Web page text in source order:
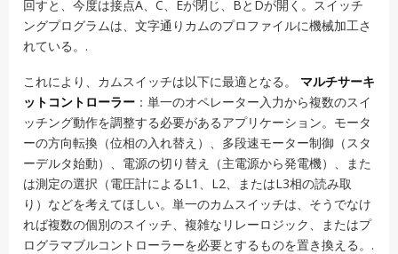
回すと、今度は接点A、C、Eが閉じ、BとDが開く。スイッチ
ングプログラムは、文字通りカムのプロファイルに機械加工さ
れている。.
これにより、カムスイッチは以下に最適となる。 マルチサーキ
ットコントローラー ：単一のオペレーター入力から複数のスイ
ッチング動作を調整する必要があるアプリケーション。モータ
ーの方向転換（位相の入れ替え）、多段速モーター制御（スタ
ーデルタ始動）、電源の切り替え（主電源から発電機）、また
は測定の選択（電圧計によるL1、L2、またはL3相の読み取
り）などを考えてほしい。単一のカムスイッチは、そうでなけ
れば複数の個別のスイッチ、複雑なリレーロジック、またはプ
ログラマブルコントローラーを必要とするものを置き換える。.